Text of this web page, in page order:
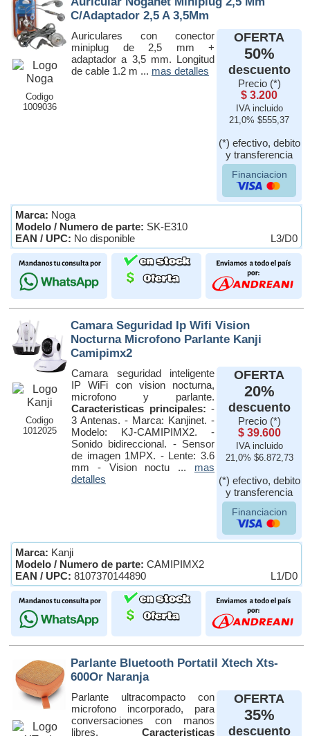
Codigo
1009036
C/Adaptador 2,5 A 3,5Mm
Auriculares con conector
miniplug de 2,5 mm +
adaptador a 3,5 mm. Longitud
de cable 1.2 m ... mas detalles
OFERTA
50%
descuento
Precio (*)
$ 3.200
IVA incluido
21,0% $555,37
(*) efectivo, debito
y transferencia
Financiacion
Marca: Noga
Modelo / Numero de parte: SK-E310
EAN / UPC: No disponible L3/D0
Codigo
1012025
Camara Seguridad Ip Wifi Vision
Nocturna Microfono Parlante Kanji
Camipimx2
Camara seguridad inteligente
IP WiFi con vision nocturna,
microfono y parlante.
Caracteristicas principales: -
3 Antenas. - Marca: Kanjinet. -
Modelo: KJ-CAMIPIMX2. -
Sonido bidireccional. - Sensor
de imagen 1MPX. - Lente: 3.6
mm - Vision noctu ... mas
detalles
OFERTA
20%
descuento
Precio (*)
$ 39.600
IVA incluido
21,0% $6.872,73
(*) efectivo, debito
y transferencia
Financiacion
Marca: Kanji
Modelo / Numero de parte: CAMIPIMX2
EAN / UPC: 8107370144890 L1/D0
Parlante Bluetooth Portatil Xtech Xts-
600Or Naranja
Parlante ultracompacto con
microfono incorporado, para
conversaciones con manos
libres. Caracteristicas
OFERTA
35%
descuento